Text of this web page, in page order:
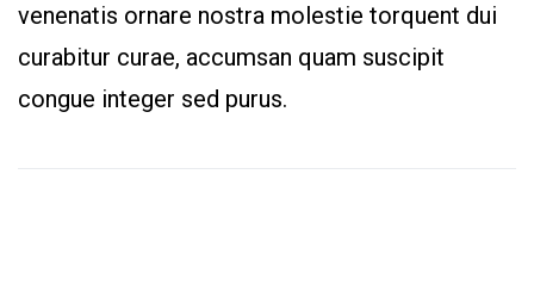
venenatis ornare nostra molestie torquent dui
curabitur curae, accumsan quam suscipit
congue integer sed purus.